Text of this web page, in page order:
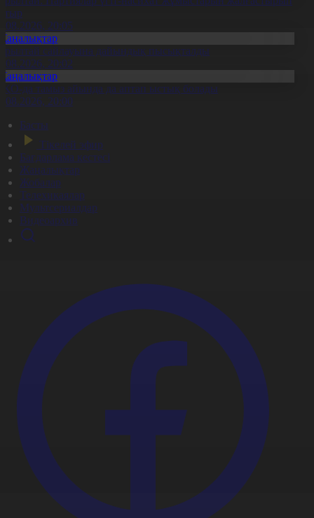
20:05
сайлауына дайындық пысықталды
20:02
да тамыз айында да аптап ыстық болады
20:00
Басты
Тікелей эфир
Бағдарлама кестесі
Жаңалықтар
Жобалар
Телехикаялар
Мультсериалдар
Видеоархив